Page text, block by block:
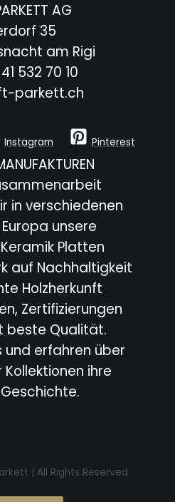
AG
35
am Rigi
532 70 10
parkett.ch
Instagram Pinterest
in verschiedenen
unsere
Platten
auf Nachhaltigkeit
Holzherkunft
Zertifizierungen
beste Qualität.
und erfahren über
ihre
| All Rights Reserved